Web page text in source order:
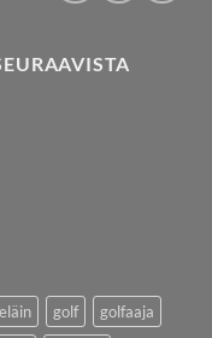
eläin golf
golfaaja